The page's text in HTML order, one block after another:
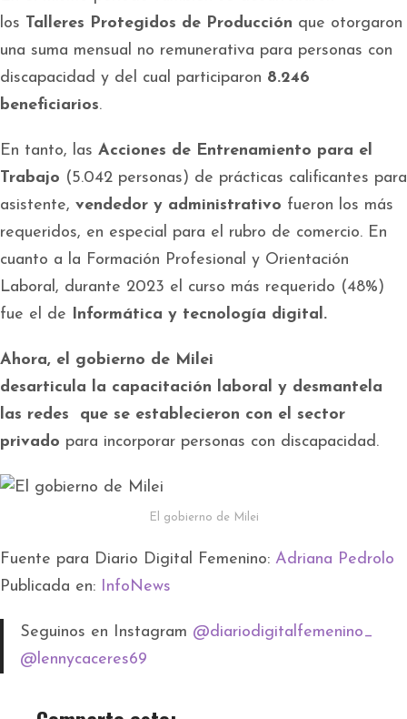
los Talleres Protegidos de Producción que otorgaron
una suma mensual no remunerativa para personas con
discapacidad y del cual participaron 8.246
beneficiarios.
En tanto, las Acciones de Entrenamiento para el
Trabajo (5.042 personas) de prácticas calificantes para
asistente, vendedor y administrativo fueron los más
requeridos, en especial para el rubro de comercio. En
cuanto a la Formación Profesional y Orientación
Laboral, durante 2023 el curso más requerido (48%)
fue el de Informática y tecnología digital.
Ahora, el gobierno de Milei
desarticula la capacitación laboral y desmantela
las redes que se establecieron con el sector
privado para incorporar personas con discapacidad.
El gobierno de Milei
Fuente para Diario Digital Femenino: Adriana Pedrolo
Publicada en:
InfoNews
Seguinos en Instagram @diariodigitalfemenino_
@lennycaceres69